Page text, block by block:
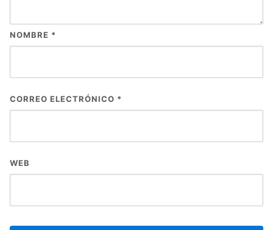
NOMBRE *
CORREO ELECTRÓNICO *
WEB